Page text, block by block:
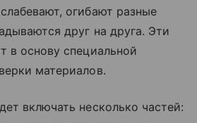
огибают разные
друг на друга. Эти
в основу специальной
материалов.
включать несколько частей: